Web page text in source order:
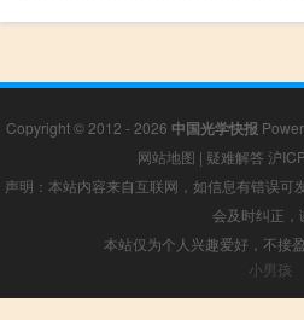
Copyright © 2012 - 2026 中国光学快报
网站地图 | 疑难解答 沪
声明：本站内容来自互联网，如信息有错误可
会及时纠正，
本站仅为个人兴趣爱好，不接
小男孩